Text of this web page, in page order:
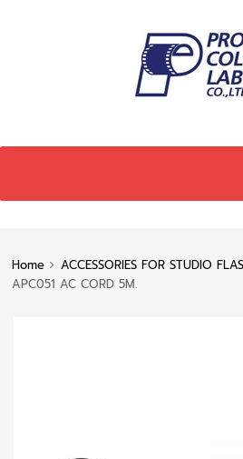
content
Home ACCESSORIES FOR STUDIO
APC051 AC CORD 5M.